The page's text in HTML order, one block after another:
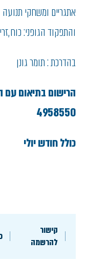
אתגריים ומשחקי
והתפקוד הגופני: כוח
בהדרכת : תומר גונן
4958550
כולל חודש יולי
קישור
להרשמה